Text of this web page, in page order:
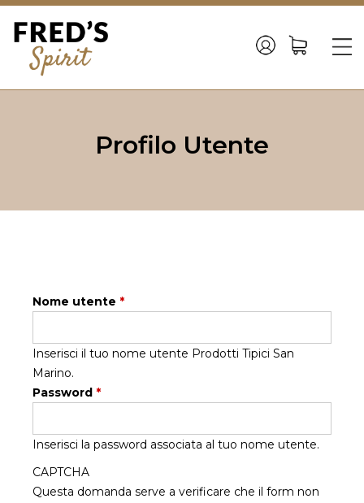
☰
Profilo Utente
Nome utente *
Inserisci il tuo nome utente Prodotti Tipici San
Marino.
Password *
Inserisci la password associata al tuo nome utente.
CAPTCHA
Questa domanda serve a verificare che il form non